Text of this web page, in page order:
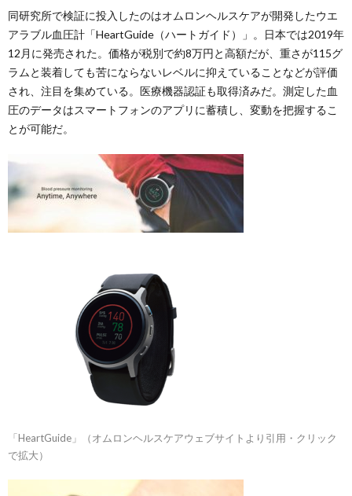
同研究所で検証に投入したのはオムロンヘルスケアが開発したウエ
アラブル血圧計「HeartGuide（ハートガイド）」。日本では2019年
12月に発売された。価格が税別で約8万円と高額だが、重さが115グ
ラムと装着しても苦にならないレベルに抑えていることなどが評価
され、注目を集めている。医療機器認証も取得済みだ。測定した血
圧のデータはスマートフォンのアプリに蓄積し、変動を把握するこ
とが可能だ。
「HeartGuide」（オムロンヘルスケアウェブサイトより引用・クリック
で拡大）